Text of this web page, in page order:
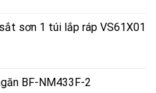
₫.là:
sơn 1 túi lắp ráp VS61X01
BF-NM433F-2